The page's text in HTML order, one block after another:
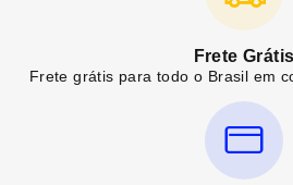
Frete Grátis
Frete grátis para todo o Brasil em